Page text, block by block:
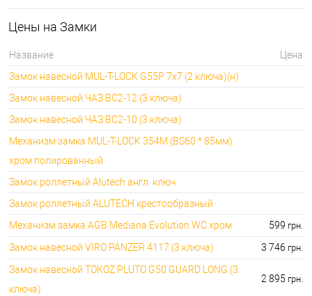
🔐Кодовые замки:
⭐Противопожарная
🔐Замки для ролетов:
🔑 самый дешевый: 600.00 грн. самый дорогой:
660.00 грн.
Цены на Замки
Название
Цена
Замок навесной MUL-T-LOCK G55P 7x7 (2 ключа)(н)
Замок навесной ЧАЗ ВС2-12 (3 ключа)
Замок навесной ЧАЗ ВС2-10 (3 ключа)
Механизм замка MUL-T-LOCK 354M (BS60 * 85мм)
хром полированный
Замок роллетный Alutech англ. ключ
Замок роллетный ALUTECH крестообразный
Механизм замка AGB Mediana Evolution WC хром
599 грн.
Замок навесной VIRO PANZER 4117 (3 ключа) 3 746 грн.
Замок навесной TOKOZ PLUTO G50 GUARD LONG (3
ключа)
2 895 грн.